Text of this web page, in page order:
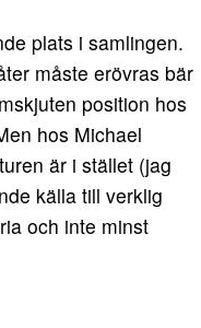
plats i samlingen.
måste erövras bär
position hos
hos Michael
är i stället (jag
källa till verklig
och inte minst